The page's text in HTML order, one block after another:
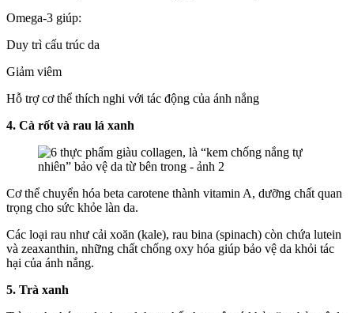
Omega-3 giúp:
Duy trì cấu trúc da
Giảm viêm
Hỗ trợ cơ thể thích nghi với tác động của ánh nắng
4. Cà rốt và rau lá xanh
Cơ thể chuyển hóa beta carotene thành vitamin A, dưỡng chất quan
trọng cho sức khỏe làn da.
Các loại rau như cải xoăn (kale), rau bina (spinach) còn chứa lutein
và zeaxanthin, những chất chống oxy hóa giúp bảo vệ da khỏi tác
hại của ánh nắng.
5. Trà xanh